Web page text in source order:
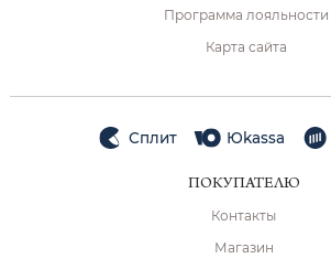
Программа лояльности
Карта сайта
Сплит Юkassa
ПОКУПАТЕЛЮ
Контакты
Магазин